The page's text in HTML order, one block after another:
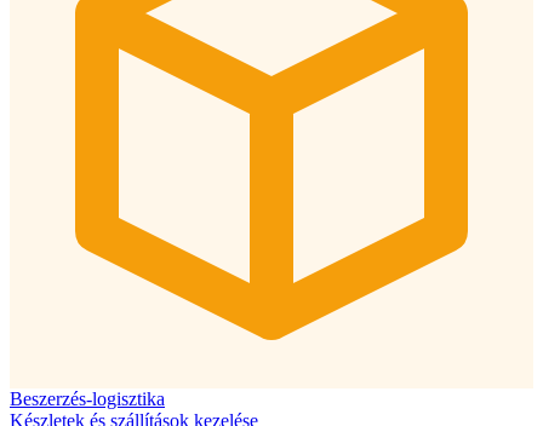
Beszerzés-logisztika
Készletek és szállítások kezelése